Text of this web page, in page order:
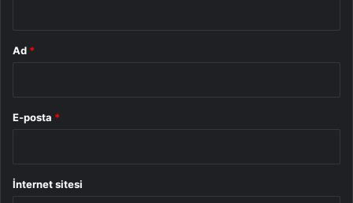
Ad *
E-posta *
İnternet sitesi